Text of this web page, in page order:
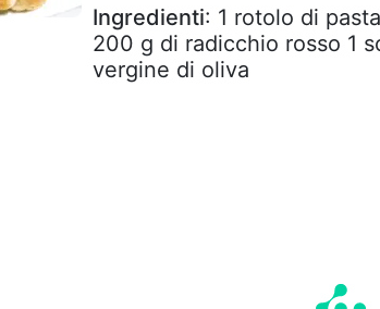
Ingredienti: 1 rotolo di
200 g di radicchio rosso 1
vergine di oliva